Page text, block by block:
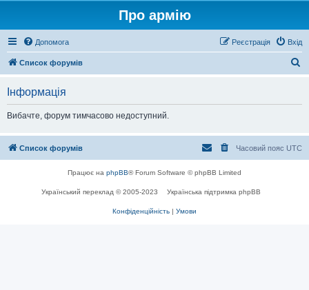
Про армію
Допомога Вхід
Реєстрація
Список форумів
Інформація
Вибачте, форум тимчасово недоступний.
Список форумів Часовий пояс UTC
Працює на phpBB® Forum Software © phpBB Limited
Український переклад © 2005-2023 Українська підтримка phpBB
Конфіденційність | Умови